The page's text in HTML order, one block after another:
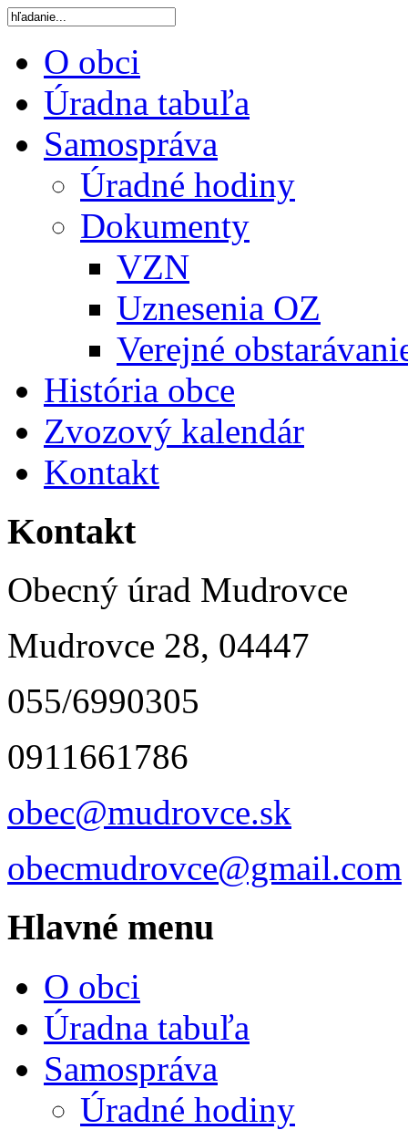
O obci
Úradna tabuľa
Samospráva
Úradné hodiny
Dokumenty
VZN
Uznesenia OZ
Verejné
História obce
Zvozový kalendár
Kontakt
Kontakt
Obecný úrad Mudrovce
Mudrovce 28, 04447
055/6990305
0911661786
obec@mudrovce.sk
obecmudrovce@gmail.com
Hlavné menu
O obci
Úradna tabuľa
Samospráva
Úradné hodiny